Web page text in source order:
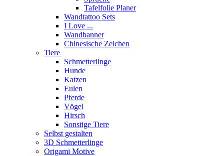
Tafelfolie Planer
Wandtattoo Sets
I Love ...
Wandbanner
Chinesische Zeichen
Tiere
Schmetterlinge
Hunde
Katzen
Eulen
Pferde
Vögel
Hirsch
Sonstige Tiere
Selbst gestalten
3D Schmetterlinge
Origami Motive